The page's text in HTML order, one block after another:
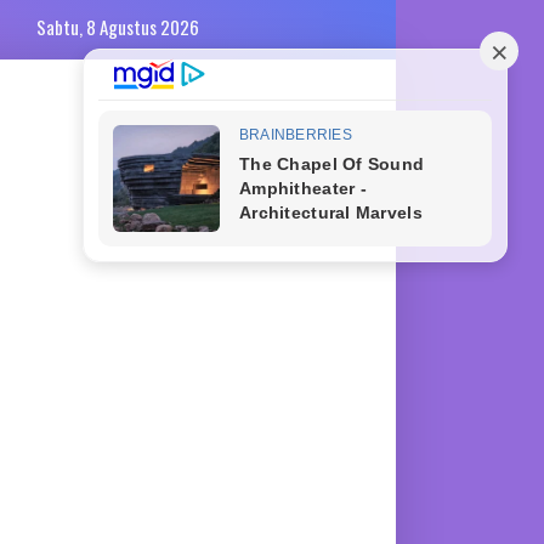
Sabtu, 8 Agustus 2026